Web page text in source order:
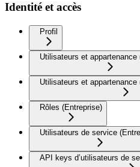
Identité et accès
Profil
Utilisateurs et appartenance
Utilisateurs et appartenance
Rôles (Entreprise)
Utilisateurs de service
API keys d’utilisateurs de